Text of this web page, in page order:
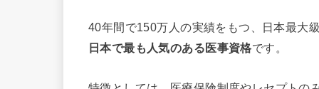
40年間で150万人の実績をもつ、日本最大
日本で最も人気のある医事資格です。